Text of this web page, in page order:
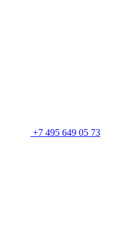
+7 495 649 05 73